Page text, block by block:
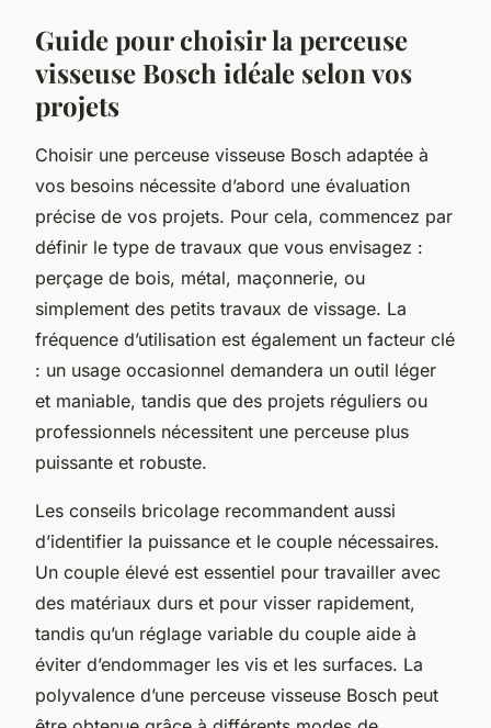
Guide pour choisir la perceuse
visseuse Bosch idéale selon vos
projets
Choisir une perceuse visseuse Bosch adaptée à
vos besoins nécessite d’abord une évaluation
précise de vos projets. Pour cela, commencez par
définir le type de travaux que vous envisagez :
perçage de bois, métal, maçonnerie, ou
simplement des petits travaux de vissage. La
fréquence d’utilisation est également un facteur clé
: un usage occasionnel demandera un outil léger
et maniable, tandis que des projets réguliers ou
professionnels nécessitent une perceuse plus
puissante et robuste.
Les conseils bricolage recommandent aussi
d’identifier la puissance et le couple nécessaires.
Un couple élevé est essentiel pour travailler avec
des matériaux durs et pour visser rapidement,
tandis qu’un réglage variable du couple aide à
éviter d’endommager les vis et les surfaces. La
polyvalence d’une perceuse visseuse Bosch peut